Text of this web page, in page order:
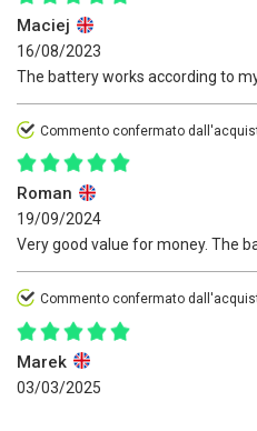
Maciej
16/08/2023
The battery works according to
Commento confermato
Roman
19/09/2024
Very good value for money. The
Commento confermato
Marek
03/03/2025